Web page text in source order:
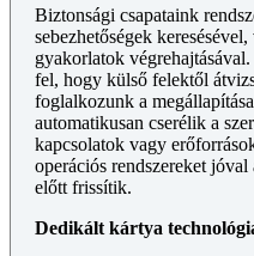
Biztonsági csapataink
sebezhetőségek
gyakorlatok
fel, hogy külső felektől
foglalkozunk a
automatikusan cserélik a
kapcsolatok vagy
operációs rendszereket
előtt frissítik.
Dedikált kártya